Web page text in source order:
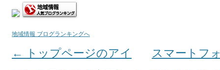
地域情報 ブログランキングへ
←
トップページのアイ
スマートフ